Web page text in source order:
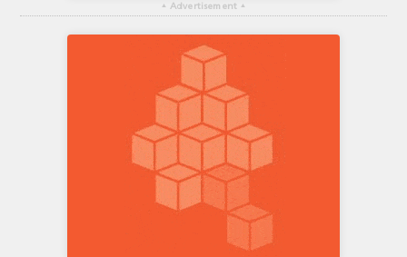
▴ Advertisement ▴